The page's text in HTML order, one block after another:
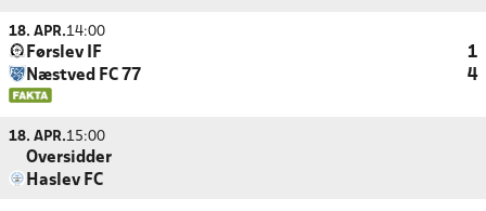
18. APR.14:00
Førslev IF
1
Næstved FC 77
4
18. APR.15:00
Oversidder
Haslev FC